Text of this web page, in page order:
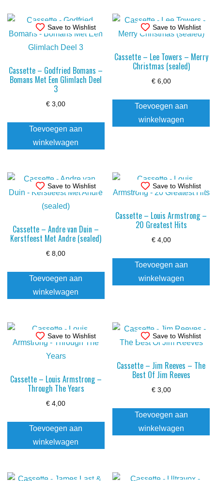
Save to Wishlist
Cassette – Godfried Bomans –
Bomans Met Een Glimlach Deel
3
€ 3,00
Toevoegen aan
winkelwagen
Save to Wishlist
Cassette – Lee Towers – Merry
Christmas (sealed)
€6,00
Toevoegen aan
winkelwagen
Save to Wishlist
Cassette – Andre van Duin –
Kerstfeest Met Andre (sealed)
€ 8,00
Toevoegen aan
winkelwagen
Save to Wishlist
Cassette – Louis Armstrong –
20 Greatest Hits
€4,00
Toevoegen aan
winkelwagen
Save to Wishlist
Cassette – Louis Armstrong –
Through The Years
€ 4,00
Toevoegen aan
winkelwagen
Save to Wishlist
Cassette – Jim Reeves – The
Best Of Jim Reeves
€3,00
Toevoegen aan
winkelwagen